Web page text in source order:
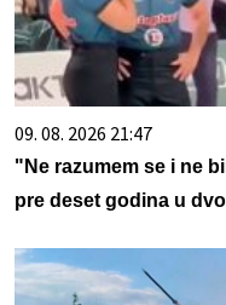
09. 08. 2026 21:47
"Ne razumem se i ne
pre deset godina u